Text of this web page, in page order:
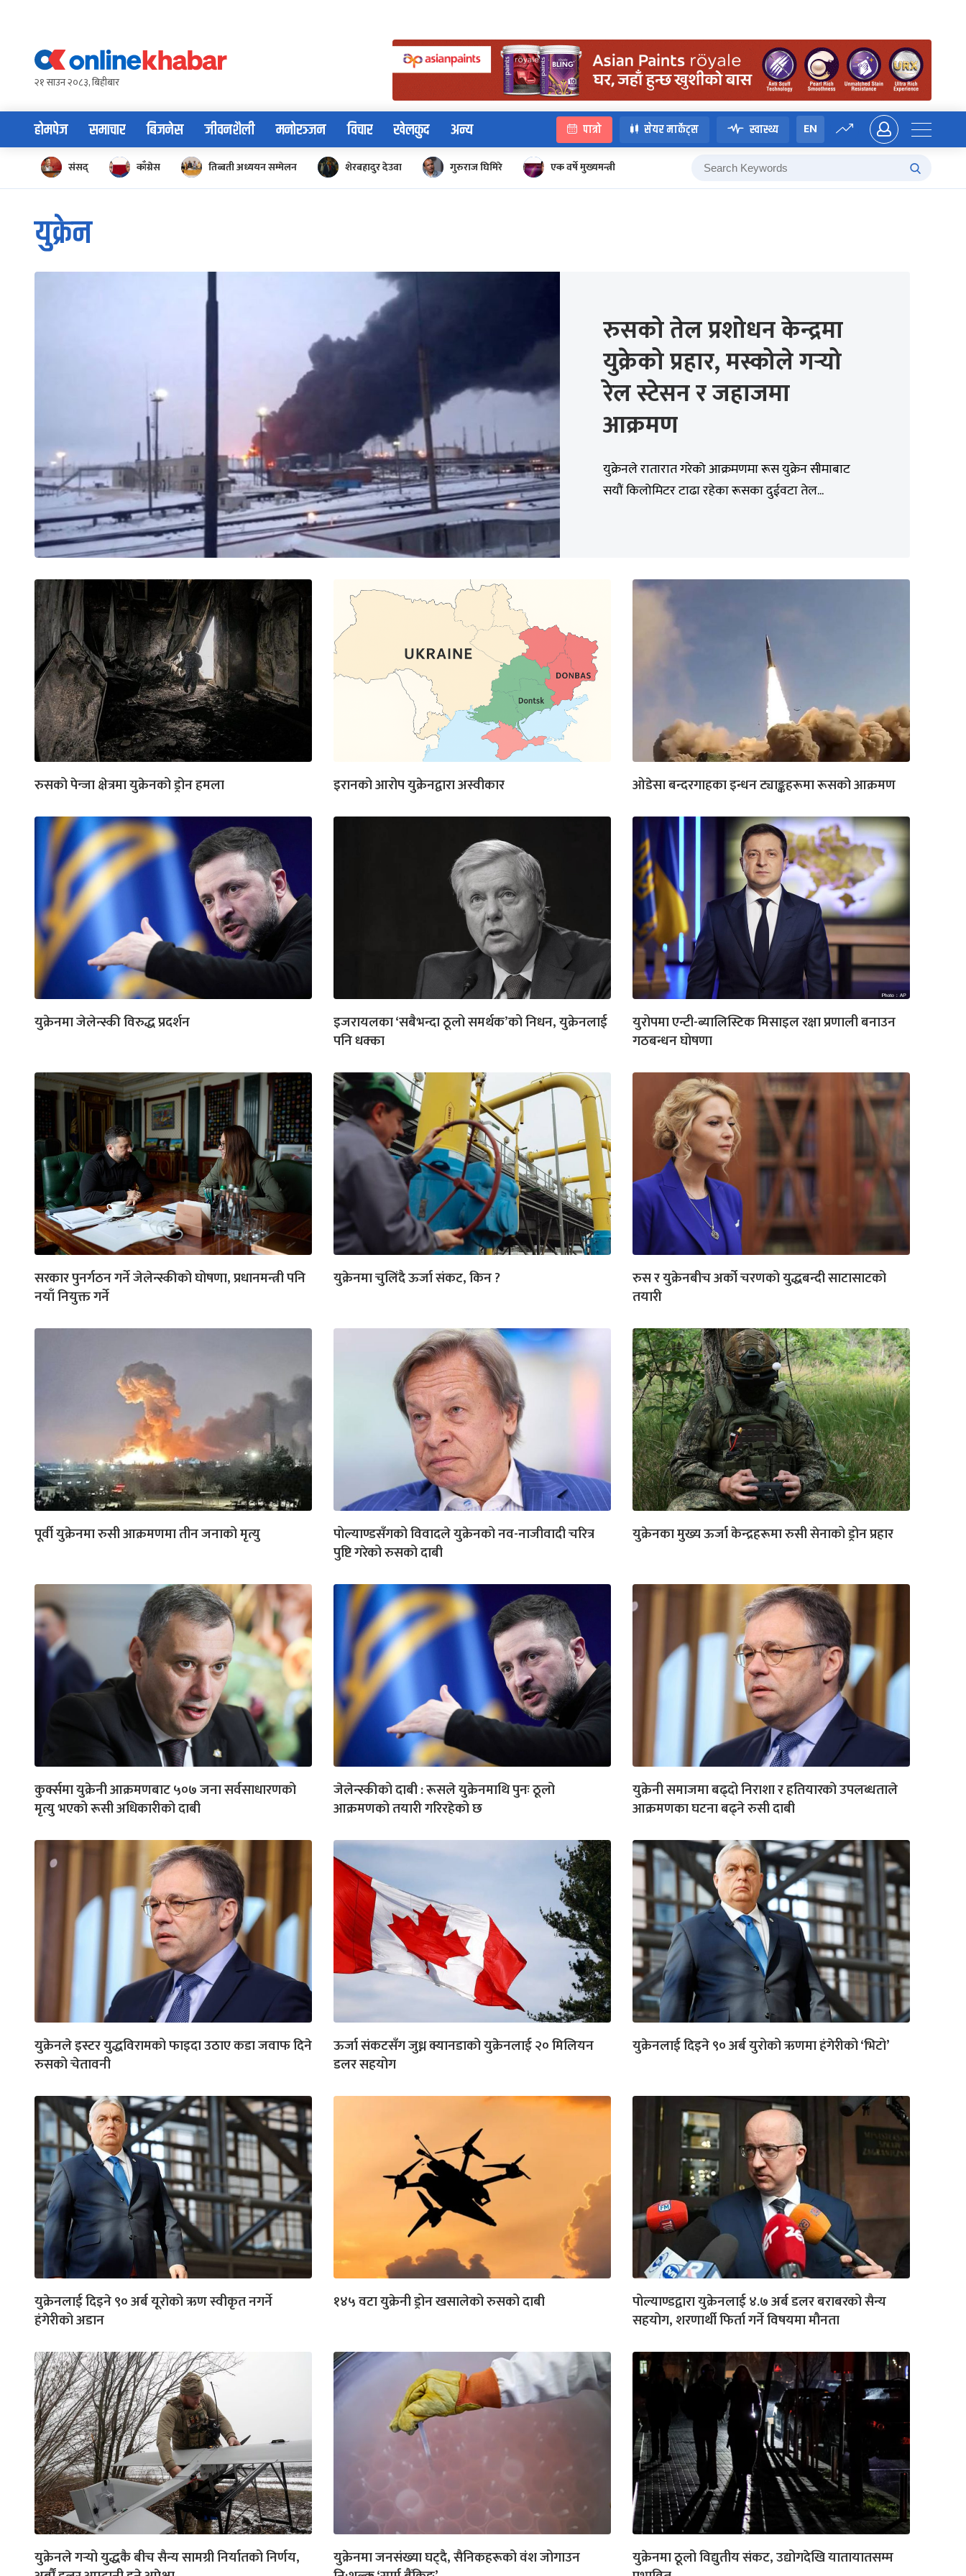
content२१ साउन २०८३, बिहीबार
होमपेज समाचार बिजनेस जीवनशैली मनोरञ्जन विचार खेलकुद अन्य पात्रो सेयर मार्केट्स स्वास्थ्य EN
संसद् काँग्रेस तिब्बती अध्ययन सम्मेलन शेरबहादुर देउवा गुरुराज घिमिरे एक वर्षे मुख्यमन्त्री
युक्रेन
रुसको तेल प्रशोधन केन्द्रमा
युक्रेको प्रहार, मस्कोले गर्‍यो
रेल स्टेसन र जहाजमा
आक्रमण
युक्रेनले रातारात गरेको आक्रमणमा रूस युक्रेन सीमाबाट
सयौं किलोमिटर टाढा रहेका रूसका दुईवटा तेल...
रुसको पेन्जा क्षेत्रमा युक्रेनको ड्रोन हमला इरानको आरोप युक्रेनद्वारा अस्वीकार ओडेसा बन्दरगाहका इन्धन ट्याङ्कहरूमा रूसको आक्रमण
युक्रेनमा जेलेन्स्की विरुद्ध प्रदर्शन
इजरायलका ‘सबैभन्दा ठूलो समर्थक’को निधन, युक्रेनलाई
पनि धक्का
युरोपमा एन्टी-ब्यालिस्टिक मिसाइल रक्षा प्रणाली बनाउन
गठबन्धन घोषणा
सरकार पुनर्गठन गर्ने जेलेन्स्कीको घोषणा, प्रधानमन्त्री पनि
नयाँ नियुक्त गर्ने
युक्रेनमा चुलिंदै ऊर्जा संकट, किन ?
रुस र युक्रेनबीच अर्को चरणको युद्धबन्दी साटासाटको
तयारी
पूर्वी युक्रेनमा रुसी आक्रमणमा तीन जनाको मृत्यु
पोल्याण्डसँगको विवादले युक्रेनको नव-नाजीवादी चरित्र
पुष्टि गरेको रुसको दाबी
युक्रेनका मुख्य ऊर्जा केन्द्रहरूमा रुसी सेनाको ड्रोन प्रहार
कुर्क्समा युक्रेनी आक्रमणबाट ५०७ जना सर्वसाधारणको
मृत्यु भएको रूसी अधिकारीको दाबी
जेलेन्स्कीको दाबी : रूसले युक्रेनमाथि पुनः ठूलो
आक्रमणको तयारी गरिरहेको छ
युक्रेनी समाजमा बढ्दो निराशा र हतियारको उपलब्धताले
आक्रमणका घटना बढ्ने रुसी दाबी
युक्रेनले इस्टर युद्धविरामको फाइदा उठाए कडा जवाफ दिने
रुसको चेतावनी
ऊर्जा संकटसँग जुध्न क्यानडाको युक्रेनलाई २० मिलियन
डलर सहयोग
युक्रेनलाई दिइने ९० अर्ब युरोको ऋणमा हंगेरीको ‘भिटो’
युक्रेनलाई दिइने ९० अर्ब यूरोको ऋण स्वीकृत नगर्ने
हंगेरीको अडान
१४५ वटा युक्रेनी ड्रोन खसालेको रुसको दाबी
पोल्याण्डद्वारा युक्रेनलाई ४.७ अर्ब डलर बराबरको सैन्य
सहयोग, शरणार्थी फिर्ता गर्ने विषयमा मौनता
युक्रेनले गर्‍यो युद्धकै बीच सैन्य सामग्री निर्यातको निर्णय,
युक्रेनमा जनसंख्या घट्दै, सैनिकहरूको वंश जोगाउन
युक्रेनमा ठूलो विद्युतीय संकट, उद्योगदेखि यातायातसम्म